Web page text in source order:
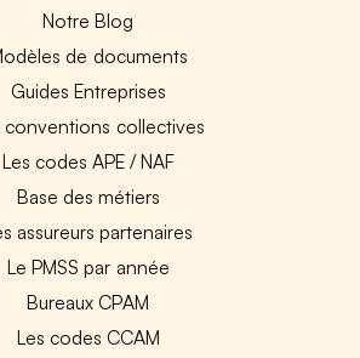
Notre Blog
de documents
Guides Entreprises
conventions collectives
Les codes APE / NAF
Base des métiers
assureurs partenaires
Le PMSS par année
Bureaux CPAM
Les codes CCAM